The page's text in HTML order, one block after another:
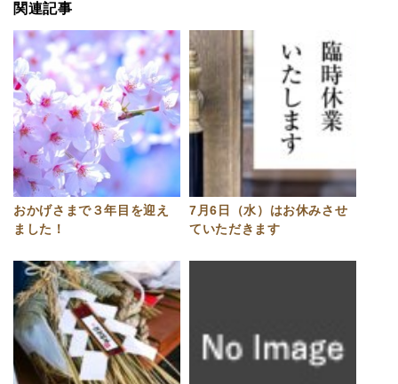
関連記事
おかげさまで３年目を迎え
ました！
7月6日（水）はお休みさせ
ていただきます